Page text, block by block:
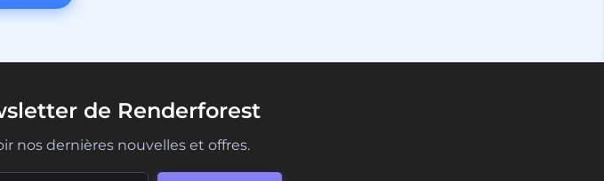
de Renderforest
nos dernières nouvelles et offres.